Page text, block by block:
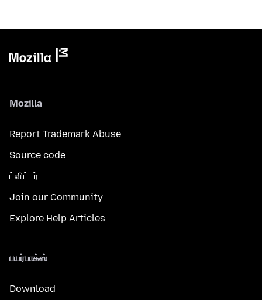
Mozilla
Report Trademark Abuse
Source code
ட்விட்டர்
Join our Community
Explore Help Articles
பயர்பாக்ஸ்
Download